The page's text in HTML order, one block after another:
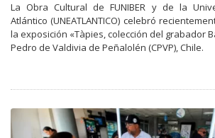
La Obra Cultural de FUNIBER y de la
Atlántico (UNEATLANTICO) celebró
la exposición «Tàpies, colección del grabador
Pedro de Valdivia de Peñalolén (CPVP), Chile.